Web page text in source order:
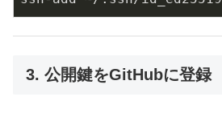
3. 公開鍵をGitHubに登録